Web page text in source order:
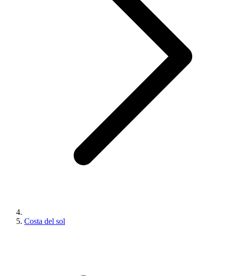
Costa del sol